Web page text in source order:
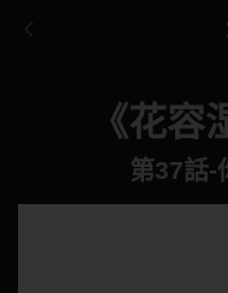
《花容
第37話-